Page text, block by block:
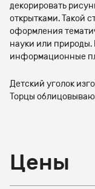
декорировать
открытками. Такой
оформления
науки или природы.
информационные
Детский уголок
Торцы
Цены